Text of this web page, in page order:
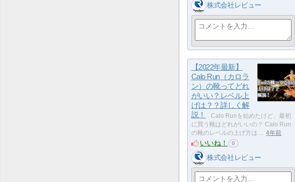
株式会社レビュー
【2022年最新】
Calo Run（カロラ
ン）の靴ってどれ
がいい？レベル上
げは？？詳しく解
説！
Calo Runを始めたけど、最初
に買う靴はどれがいいの？ Calo Run
の靴のレベルの上げ方は…
4年前
いいね！ 0
株式会社レビュー